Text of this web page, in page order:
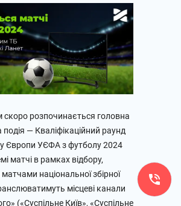
скоро розпочинається головна
— Кваліфікаційний раунд
Європи УЄФА з футболу 2024
матчі в рамках відбору,
національної збірної
місцеві канали
(«Суспільне Київ», «Суспільне